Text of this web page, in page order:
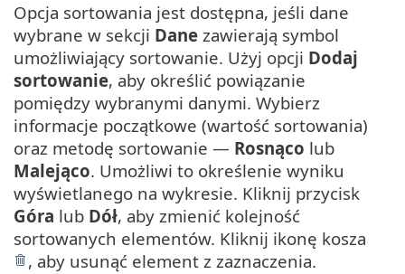
Opcja sortowania jest dostępna, jeśli dane
wybrane w sekcji Dane zawierają symbol
umożliwiający sortowanie. Użyj opcji Dodaj
sortowanie, aby określić powiązanie
pomiędzy wybranymi danymi. Wybierz
informacje początkowe (wartość sortowania)
oraz metodę sortowanie — Rosnąco lub
Malejąco. Umożliwi to określenie wyniku
wyświetlanego na wykresie. Kliknij przycisk
Góra lub Dół, aby zmienić kolejność
sortowanych elementów. Kliknij ikonę kosza
, aby usunąć element z zaznaczenia.